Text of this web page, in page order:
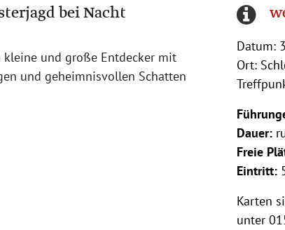
bei Nacht
und große Entdecker mit
und geheimnisvollen Schatten
Datum:
Ort:
Dauer:
Freie
Eintritt:
Karten
unter